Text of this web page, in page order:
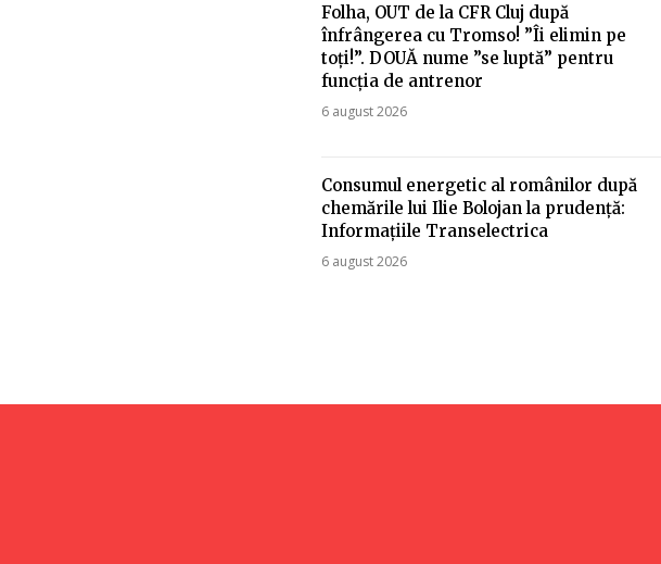
Folha, OUT de la CFR Cluj după
înfrângerea cu Tromso! ”Îi elimin pe
toți!”. DOUĂ nume ”se luptă” pentru
funcția de antrenor
6 august 2026
Consumul energetic al românilor după
chemările lui Ilie Bolojan la prudență:
Informațiile Transelectrica
6 august 2026